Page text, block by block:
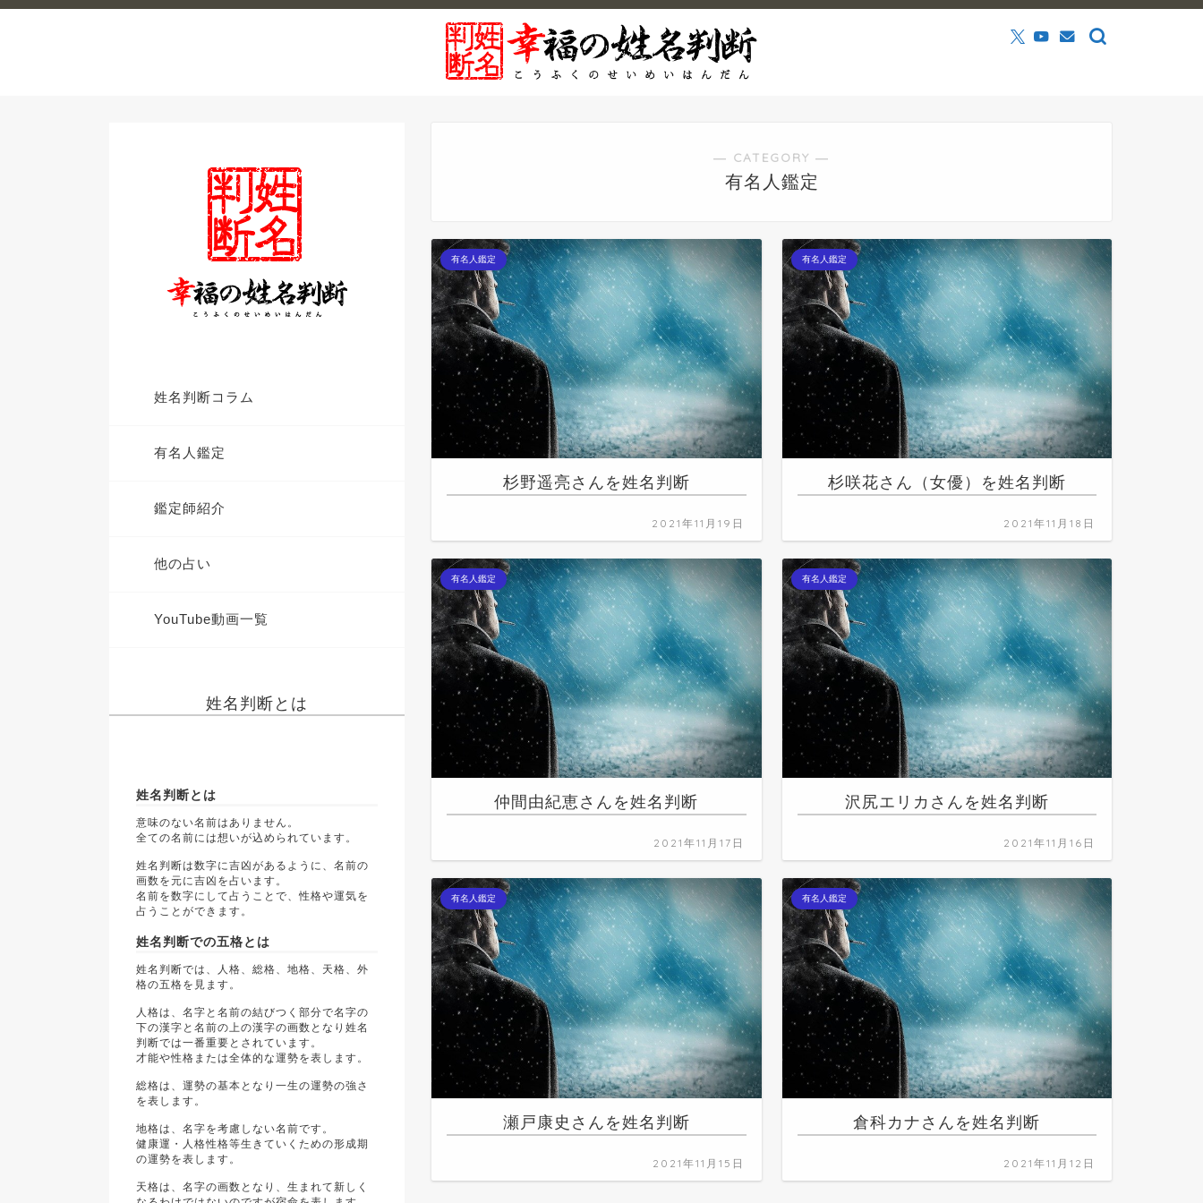
― CATEGORY ―
有名人鑑定
有名人鑑定
杉野遥亮さんを姓名判断
2021年11月19日
有名人鑑定
杉咲花さん（女優）を姓名判断
2021年11月18日
有名人鑑定
仲間由紀恵さんを姓名判断
2021年11月17日
有名人鑑定
沢尻エリカさんを姓名判断
2021年11月16日
有名人鑑定
瀬戸康史さんを姓名判断
2021年11月15日
有名人鑑定
倉科カナさんを姓名判断
2021年11月12日
姓名判断コラム
有名人鑑定
鑑定師紹介
他の占い
YouTube動画一覧
姓名判断とは
姓名判断とは
意味のない名前はありません。
全ての名前には想いが込められています。
姓名判断は数字に吉凶があるように、名前の
画数を元に吉凶を占います。
名前を数字にして占うことで、性格や運気を
占うことができます。
姓名判断での五格とは
姓名判断では、人格、総格、地格、天格、外
格の五格を見ます。
人格は、名字と名前の結びつく部分で名字の
下の漢字と名前の上の漢字の画数となり姓名
判断では一番重要とされています。
才能や性格または全体的な運勢を表します。
総格は、運勢の基本となり一生の運勢の強さ
を表します。
地格は、名字を考慮しない名前です。
健康運・人格性格等生きていくための形成期
の運勢を表します。
天格は、名字の画数となり、生まれて新しく